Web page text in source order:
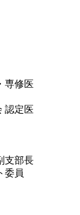
専修医
認定医
⽀部⻑
委員